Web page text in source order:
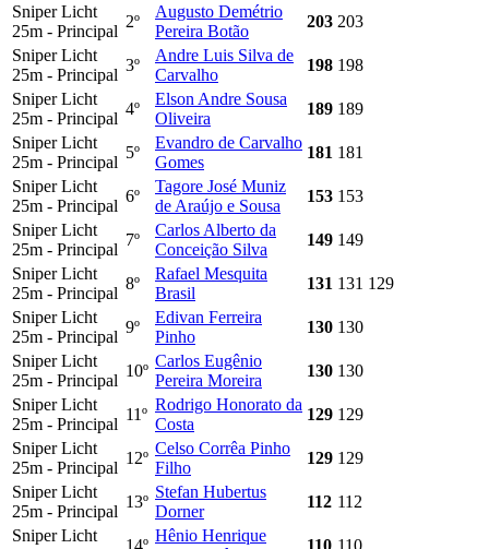
Sniper Licht
25m - Principal
2º
Augusto Demétrio
Pereira Botão
203 203
Sniper Licht
25m - Principal
3º
Andre Luis Silva de
Carvalho
198 198
Sniper Licht
25m - Principal
4º
Elson Andre Sousa
Oliveira
189 189
Sniper Licht
25m - Principal
5º
Evandro de Carvalho
Gomes
181 181
Sniper Licht
25m - Principal
6º
Tagore José Muniz
de Araújo e Sousa
153 153
Sniper Licht
25m - Principal
7º
Carlos Alberto da
Conceição Silva
149 149
Sniper Licht
25m - Principal
8º
Rafael Mesquita
Brasil
131 131 129
Sniper Licht
25m - Principal
9º
Edivan Ferreira
Pinho
130 130
Sniper Licht
25m - Principal
10º
Carlos Eugênio
Pereira Moreira
130 130
Sniper Licht
25m - Principal
11º
Rodrigo Honorato da
Costa
129 129
Sniper Licht
25m - Principal
12º
Celso Corrêa Pinho
Filho
129 129
Sniper Licht
25m - Principal
13º
Stefan Hubertus
Dorner
112 112
Sniper Licht
14º
Hênio Henrique
110 110